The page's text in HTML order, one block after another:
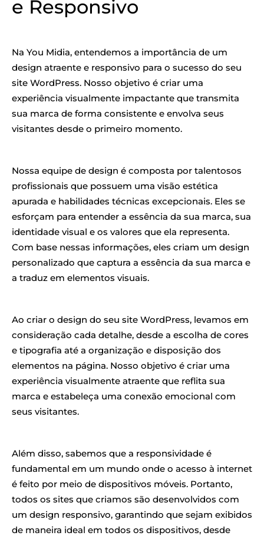
e Responsivo
Na You Midia, entendemos a importância de um
design atraente e responsivo para o sucesso do seu
site WordPress. Nosso objetivo é criar uma
experiência visualmente impactante que transmita
sua marca de forma consistente e envolva seus
visitantes desde o primeiro momento.
Nossa equipe de design é composta por talentosos
profissionais que possuem uma visão estética
apurada e habilidades técnicas excepcionais. Eles se
esforçam para entender a essência da sua marca, sua
identidade visual e os valores que ela representa.
Com base nessas informações, eles criam um design
personalizado que captura a essência da sua marca e
a traduz em elementos visuais.
Ao criar o design do seu site WordPress, levamos em
consideração cada detalhe, desde a escolha de cores
e tipografia até a organização e disposição dos
elementos na página. Nosso objetivo é criar uma
experiência visualmente atraente que reflita sua
marca e estabeleça uma conexão emocional com
seus visitantes.
Além disso, sabemos que a responsividade é
fundamental em um mundo onde o acesso à internet
é feito por meio de dispositivos móveis. Portanto,
todos os sites que criamos são desenvolvidos com
um design responsivo, garantindo que sejam exibidos
de maneira ideal em todos os dispositivos, desde